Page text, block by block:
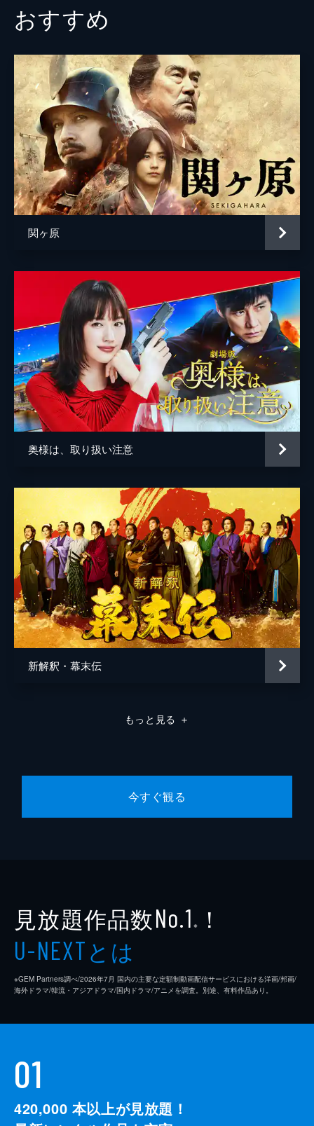
貂蝉 渡辺直美
荀彧 磯村勇斗
黄蓋 矢本悠馬
夏侯惇 阿部進之介
魯粛 半海一晃
広瀬すず
孔明 ムロツヨシ
呂布 城田優
董卓 佐藤二朗
（語り部） 西田敏行
曹操 小栗旬
監督 福田雄一
脚本 福田雄一
音楽 瀬川英史
製作
荒木宏幸
菊川雄士
藤本鈴子
森田圭
弓矢政法
松橋真三
おすすめ
関ヶ原
奥様は、取り扱い注意
新解釈・幕末伝
もっと見る ＋
今すぐ観る
見放題作品数No.1 ※ ！
U-NEXTとは
※GEM Partners調べ/2026年7⽉ 国内の主要な定額制動画配信サービスにおける洋画/邦画/
海外ドラマ/韓流・アジアドラマ/国内ドラマ/アニメを調査。別途、有料作品あり。
01
420,000 本以上が見放題！